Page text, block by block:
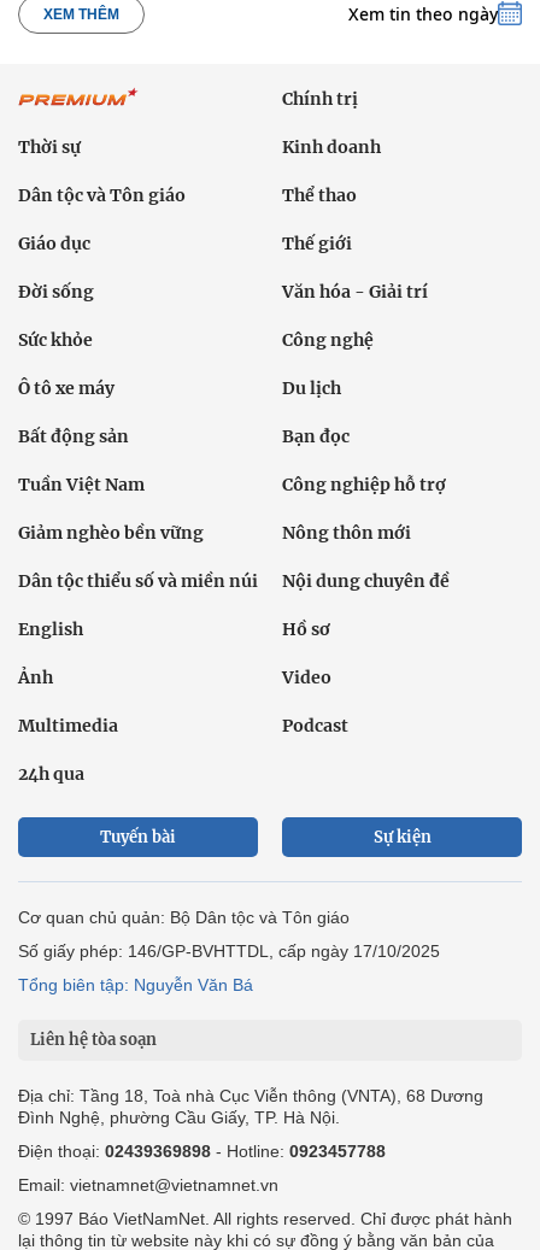
XEM THÊM Xem tin theo ngày
Chính trị
Thời sự Kinh doanh
Dân tộc và Tôn giáo Thể thao
Giáo dục Thế giới
Đời sống Văn hóa - Giải trí
Sức khỏe Công nghệ
Ô tô xe máy Du lịch
Bất động sản Bạn đọc
Tuần Việt Nam Công nghiệp hỗ trợ
Giảm nghèo bền vững Nông thôn mới
Dân tộc thiểu số và miền núi Nội dung chuyên đề
English Hồ sơ
Ảnh Video
Multimedia Podcast
24h qua
Tuyến bài Sự kiện
Cơ quan chủ quản: Bộ Dân tộc và Tôn giáo
Số giấy phép: 146/GP-BVHTTDL, cấp ngày 17/10/2025
Tổng biên tập: Nguyễn Văn Bá
Liên hệ tòa soạn
Địa chỉ: Tầng 18, Toà nhà Cục Viễn thông (VNTA), 68 Dương
Đình Nghệ, phường Cầu Giấy, TP. Hà Nội.
Điện thoại: 02439369898 - Hotline: 0923457788
Email: vietnamnet@vietnamnet.vn
© 1997 Báo VietNamNet. All rights reserved. Chỉ được phát hành
lại thông tin từ website này khi có sự đồng ý bằng văn bản của